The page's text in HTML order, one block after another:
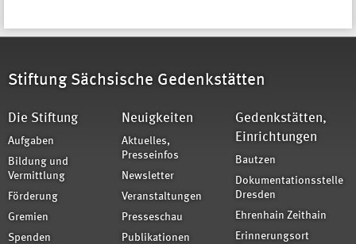
Stiftung Sächsische Gedenkstätten
Die Stiftung
Aufgaben
Bildung und
Vermittlung
Förderung
Gremien
Spenden
Neuigkeiten
Aktuelles,
Presseinfos
Newsletter
Veranstaltungen
Presseschau
Publikationen
Gedenkstätten,
Einrichtungen
Bautzen
Dokumentationsstelle
Dresden
Ehrenhain Zeithain
Erinnerungsort